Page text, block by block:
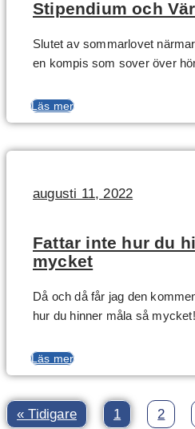
Stipendium och
Slutet av sommarlovet
en kompis som sover över
Läs mer
augusti 11, 2022
Fattar inte hur du
mycket
Då och då får jag den
hur du hinner måla så
Läs mer
« Tidigare 1 2